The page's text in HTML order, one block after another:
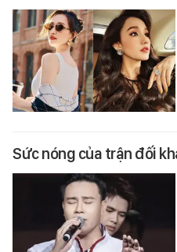
Sức nóng của trận đối